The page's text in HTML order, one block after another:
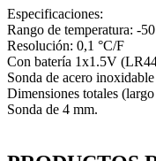
Especificaciones:
Rango de temperatura: -
Resolución: 0,1 °C/F
Con batería 1x1.5V
Sonda de acero inoxidable
Dimensiones totales
Sonda de 4 mm.